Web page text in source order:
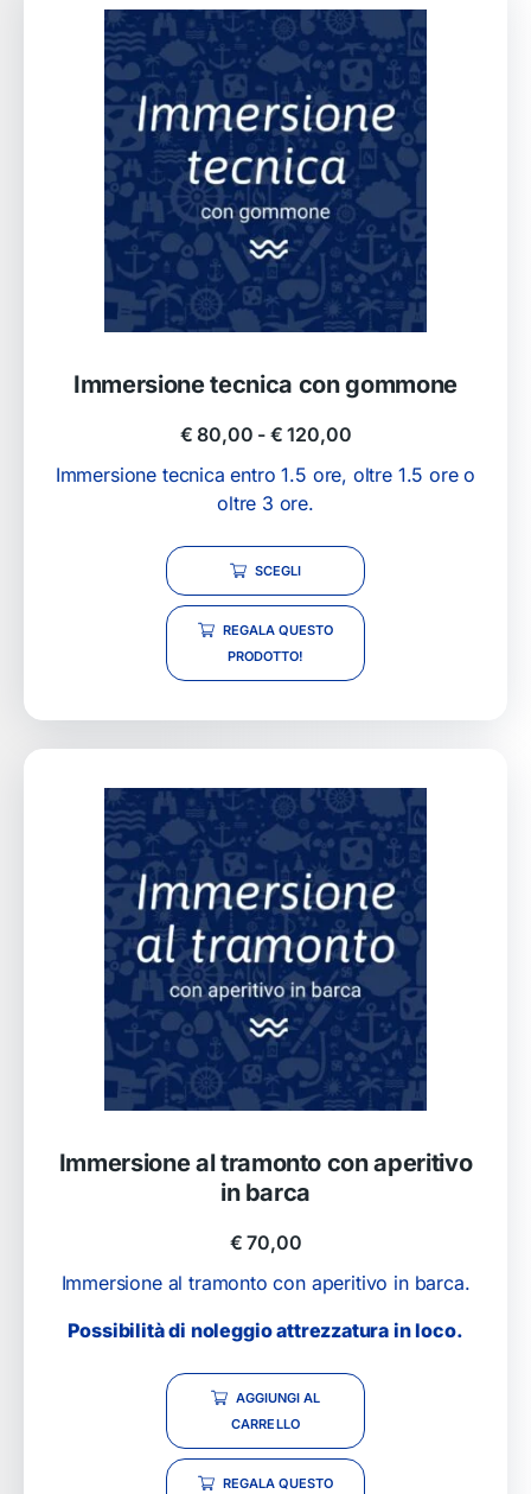
Immersione tecnica con gommone
€ 80,00 - € 120,00
Immersione tecnica entro 1.5 ore, oltre 1.5 ore o
oltre 3 ore.
SCEGLI
REGALA QUESTO
PRODOTTO!
Immersione al tramonto con aperitivo
in barca
€ 70,00
Immersione al tramonto con aperitivo in barca.
Possibilità di noleggio attrezzatura in loco.
AGGIUNGI AL
CARRELLO
REGALA QUESTO